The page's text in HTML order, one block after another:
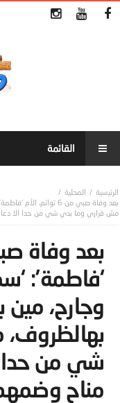
المحلية
بعد وفاة صبي من 6
مش قراري وما بدي شي من حدا الا
‘فاطمة’:
وجارح،
شي من حدا
مناح